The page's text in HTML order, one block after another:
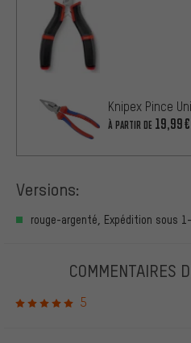
Knipex Pince
À PARTIR DE 19,99€
Versions:
rouge-argenté, Expédition sous
COMMENTAIRES
5